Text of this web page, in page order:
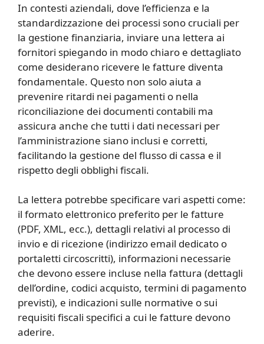
In contesti aziendali, dove l’efficienza e la
standardizzazione dei processi sono cruciali per
la gestione finanziaria, inviare una lettera ai
fornitori spiegando in modo chiaro e dettagliato
come desiderano ricevere le fatture diventa
fondamentale. Questo non solo aiuta a
prevenire ritardi nei pagamenti o nella
riconciliazione dei documenti contabili ma
assicura anche che tutti i dati necessari per
l’amministrazione siano inclusi e corretti,
facilitando la gestione del flusso di cassa e il
rispetto degli obblighi fiscali.
La lettera potrebbe specificare vari aspetti come:
il formato elettronico preferito per le fatture
(PDF, XML, ecc.), dettagli relativi al processo di
invio e di ricezione (indirizzo email dedicato o
portaletti circoscritti), informazioni necessarie
che devono essere incluse nella fattura (dettagli
dell’ordine, codici acquisto, termini di pagamento
previsti), e indicazioni sulle normative o sui
requisiti fiscali specifici a cui le fatture devono
aderire.